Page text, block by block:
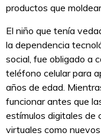
productos que
El niño que tenía
la dependencia
social, fue obligado a
teléfono celular para
años de edad.
funcionar antes que
estímulos digitales de
virtuales como